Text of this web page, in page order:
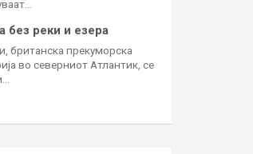
без реки и езера
британска прекуморска
во северниот Атлантик, се